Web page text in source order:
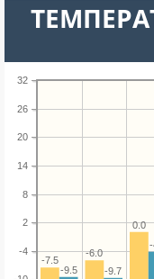
-4
2
8
14
20
26
32
0.0
-6.0
-7.5
-9.7
-9.5